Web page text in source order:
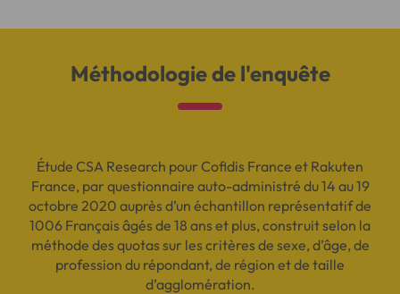
Méthodologie de l'enquête
Étude CSA Research pour Cofidis France et Rakuten
France, par questionnaire auto-administré du 14 au 19
octobre 2020 auprès d’un échantillon représentatif de
1006 Français âgés de 18 ans et plus, construit selon la
méthode des quotas sur les critères de sexe, d’âge, de
profession du répondant, de région et de taille
d’agglomération.